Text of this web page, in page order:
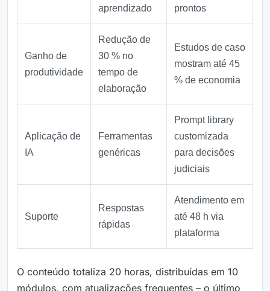
aprendizado
prontos
Ganho de
produtividade
Redução de
30 % no
tempo de
elaboração
Estudos de caso
mostram até 45
% de economia
Aplicação de
IA
Ferramentas
genéricas
Prompt library
customizada
para decisões
judiciais
Suporte
Respostas
rápidas
Atendimento em
até 48 h via
plataforma
O conteúdo totaliza 20 horas, distribuídas em 10
módulos, com atualizações frequentes – o último